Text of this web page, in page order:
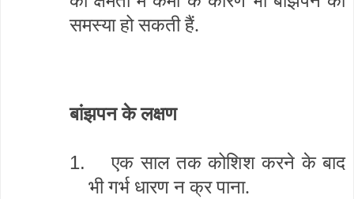
समस्या हो सकती हैं.
बांझपन के लक्षण
1.
एक साल तक कोशिश करने के बाद
भी गर्भ धारण न क्र पाना.